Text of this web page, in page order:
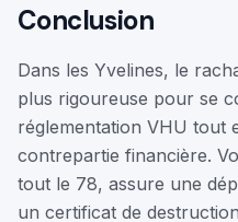
Conclusion
Dans les Yvelines, le
plus rigoureuse pour se
réglementation VHU tout
contrepartie financière.
tout le 78, assure une
un certificat de